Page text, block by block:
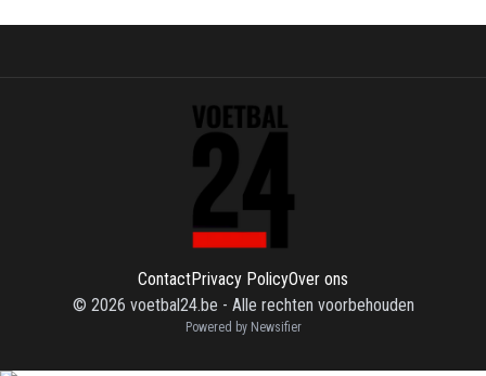
ContactPrivacy PolicyOver ons
© 2026 voetbal24.be - Alle rechten voorbehouden
Powered by Newsifier